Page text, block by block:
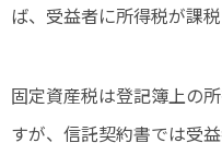
ば、受益者に所得税が課税
固定資産税は登記簿上の
すが、信託契約書では受